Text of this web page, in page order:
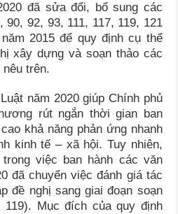
đã sửa đổi, bổ sung các
92, 93, 111, 117, 119, 121
2015 để quy định cụ thể
xây dựng và soạn thảo các
trên.
năm 2020 giúp Chính phủ
rút ngắn thời gian ban
khả năng phản ứng nhanh
kinh tế – xã hội. Tuy nhiên,
việc ban hành các văn
đã chuyển việc đánh giá tác
đề nghị sang giai đoạn soạn
Mục đích của quy định